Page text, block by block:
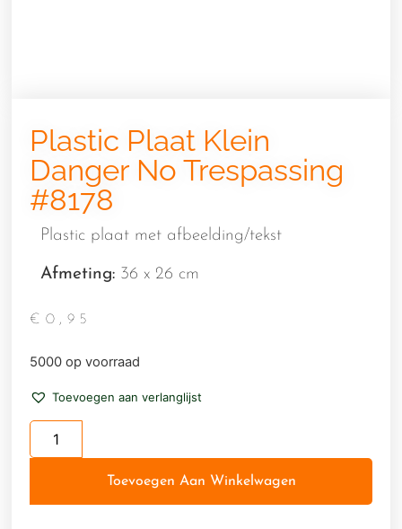
Plastic Plaat Klein
Danger No Trespassing
#8178
Plastic plaat met afbeelding/tekst
Afmeting: 36 x 26 cm
€ 0,95
5000 op voorraad
Toevoegen aan verlanglijst
Toevoegen Aan Winkelwagen